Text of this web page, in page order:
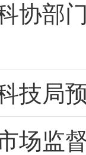
协部
技局
场监